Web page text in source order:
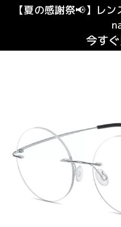
【夏の感謝祭📢】レ
今す